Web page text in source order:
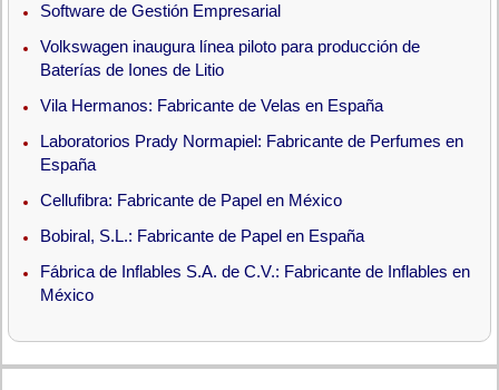
Software de Gestión Empresarial
Volkswagen inaugura línea piloto para producción de
Baterías de Iones de Litio
Vila Hermanos: Fabricante de Velas en España
Laboratorios Prady Normapiel: Fabricante de Perfumes en
España
Cellufibra: Fabricante de Papel en México
Bobiral, S.L.: Fabricante de Papel en España
Fábrica de Inflables S.A. de C.V.: Fabricante de Inflables en
México